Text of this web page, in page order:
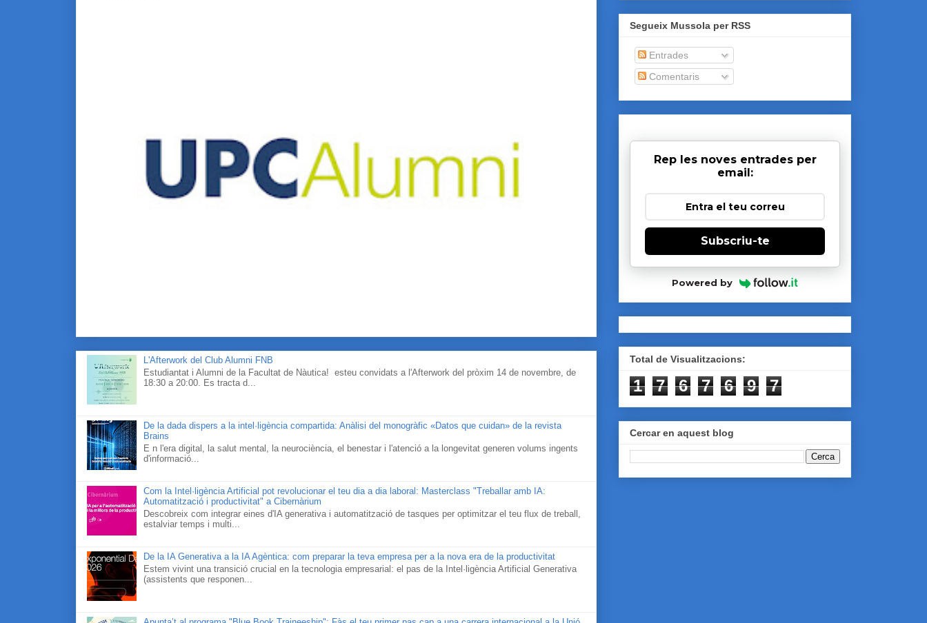
L'Afterwork del Club Alumni FNB
Estudiantat i Alumni de la Facultat de Nàutica! esteu convidats a l'Afterwork del pròxim 14 de novembre, de
18:30 a 20:00. Es tracta d...
De la dada dispers a la intel·ligència compartida: Anàlisi del monogràfic «Datos que cuidan» de la revista
Brains
E n l'era digital, la salut mental, la neurociència, el benestar i l'atenció a la longevitat generen volums ingents
d'informació...
Com la Intel·ligència Artificial pot revolucionar el teu dia a dia laboral: Masterclass "Treballar amb IA:
Automatització i productivitat" a Cibernàrium
Descobreix com integrar eines d'IA generativa i automatització de tasques per optimitzar el teu flux de treball,
estalviar temps i multi...
De la IA Generativa a la IA Agèntica: com preparar la teva empresa per a la nova era de la productivitat
Estem vivint una transició crucial en la tecnologia empresarial: el pas de la Intel·ligència Artificial Generativa
(assistents que responen...
Segueix Mussola per RSS
Entrades
Comentaris
Rep les noves entrades per
email:
Subscriu-te
Powered by
Total de Visualitzacions:
1 7 6 7 6 9 7
Cercar en aquest blog